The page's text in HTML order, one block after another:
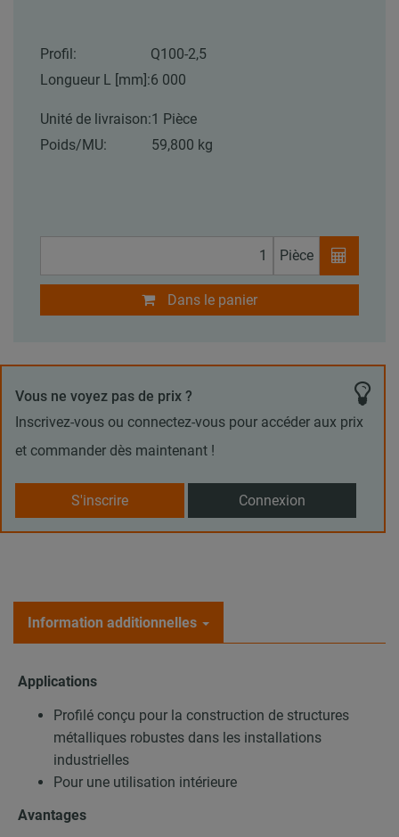
Profil:
Q100-2,5
Longueur L [mm]:6 000
Unité de livraison:1 Pièce
Poids/MU:
59,800 kg
Pièce
Dans le panier
Vous ne voyez pas de prix ?
Inscrivez-vous ou connectez-vous pour accéder aux prix
et commander dès maintenant !
S'inscrire Connexion
Information additionnelles
Applications
Profilé conçu pour la construction de structures
métalliques robustes dans les installations
industrielles
Pour une utilisation intérieure
Avantages